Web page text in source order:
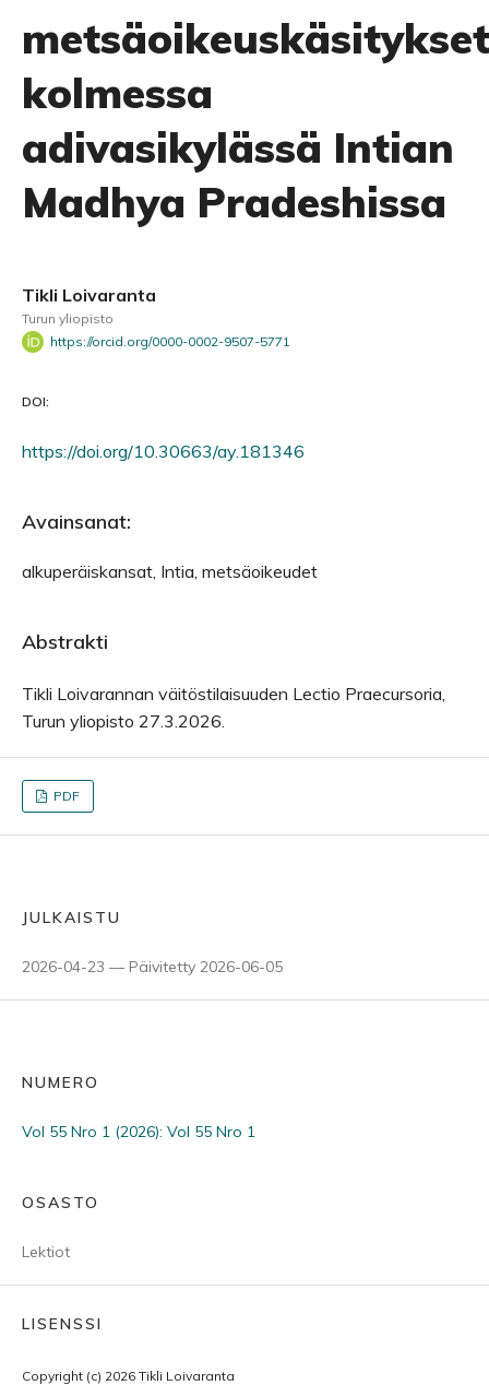
metsäoikeuskäsitykset
kolmessa
adivasikylässä Intian
Madhya Pradeshissa
Tikli Loivaranta
Turun yliopisto
https://orcid.org/0000-0002-9507-5771
DOI:
https://doi.org/10.30663/ay.181346
Avainsanat:
alkuperäiskansat, Intia, metsäoikeudet
Abstrakti
Tikli Loivarannan väitöstilaisuuden Lectio Praecursoria,
Turun yliopisto 27.3.2026.
PDF
JULKAISTU
2026-04-23 — Päivitetty 2026-06-05
NUMERO
Vol 55 Nro 1 (2026): Vol 55 Nro 1
OSASTO
Lektiot
LISENSSI
Copyright (c) 2026 Tikli Loivaranta